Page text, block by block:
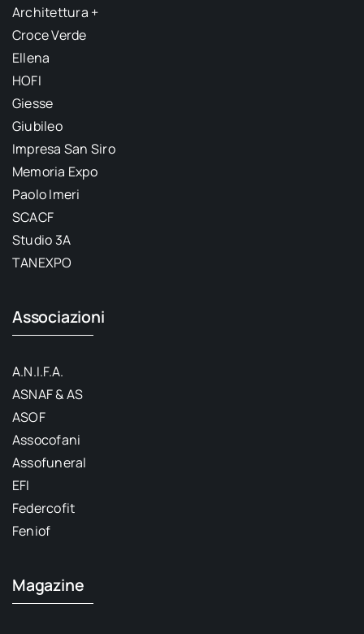
Architettura +
Croce Verde
Ellena
HOFI
Giesse
Giubileo
Impresa San Siro
Memoria Expo
Paolo Imeri
SCACF
Studio 3A
TANEXPO
Associazioni
A.N.I.F.A.
ASNAF & AS
ASOF
Assocofani
Assofuneral
EFI
Federcofit
Feniof
Magazine